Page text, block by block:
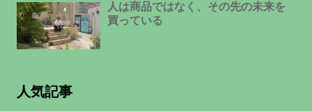
人は商品ではなく、その先の未来を
買っている
人気記事